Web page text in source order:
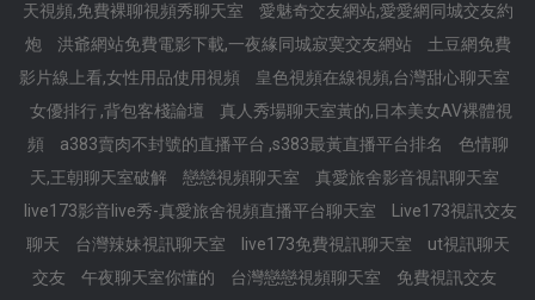
天視頻,免費裸聊視頻秀聊天室
愛魅奇交友網站,愛愛網同城交友約
炮
洪爺網站免費電影下載,一夜緣同城寂寞交友網站
土豆網免費
影片線上看,女性用品使用視頻
皇色視頻在線視頻,台灣甜心聊天室
女優排行 ,背包客棧論壇
真人秀場聊天室黃的,日本美女AV裸體視
頻
a383賣肉不封號的直播平台 ,s383最黃直播平台排名
色情聊
天,王朝聊天室破解
戀戀視頻聊天室
真愛旅舍影音視訊聊天室
live173影音live秀-真愛旅舍視頻直播平台聊天室
Live173視訊交友
聊天
台灣辣妹視訊聊天室 live173免費視訊聊天室
ut視訊聊天
交友
午夜聊天室你懂的 台灣戀戀視頻聊天室
免費視訊交友